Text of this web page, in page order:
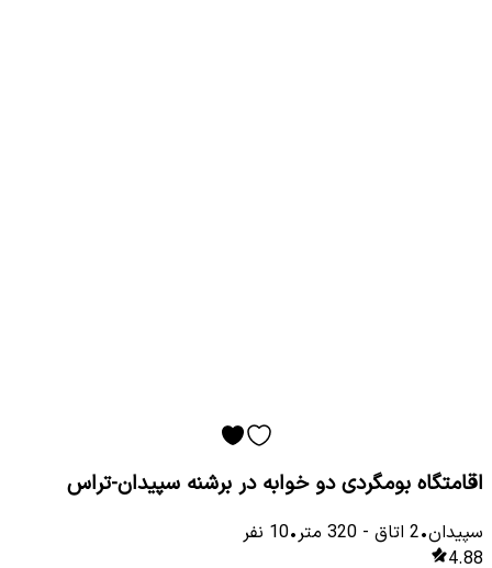
اقامتگاه بومگردی دو خوابه در برشنه سپیدان-تراس
سپیدان•
2 اتاق -
320 متر•
10 نفر
4.88